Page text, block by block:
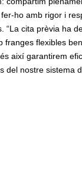
ho amb rigor i
“La cita prèvia ha
franges flexibles
així garantirem
del nostre sistema